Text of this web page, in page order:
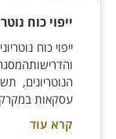
ייפוי כוח
ייפוי כוח
עסקאות
קרא עוד